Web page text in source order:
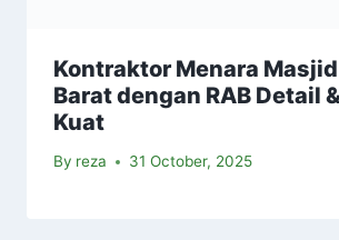
Kontraktor Menara
Barat dengan RAB Detail
Kuat
By reza 31 October, 2025